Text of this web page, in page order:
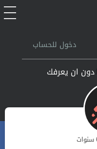
دخول للحساب
دون ان يعرفك